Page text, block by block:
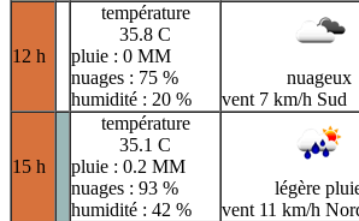
12 h
température
35.8 C
pluie : 0 MM
nuages : 75 %
humidité : 20 %
nuageux
vent 7 km/h Sud
15 h
température
35.1 C
pluie : 0.2 MM
nuages : 93 %
humidité : 42 %
légère
vent 11 km/h